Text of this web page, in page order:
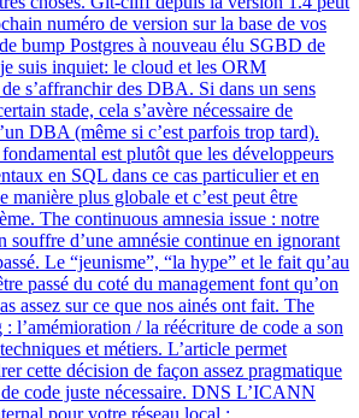
numéro de version sur la base de vos
bump Postgres à nouveau élu SGBD de
suis inquiet: le cloud et les ORM
s’affranchir des DBA. Si dans un sens
stade, cela s’avère nécessaire de
DBA (même si c’est parfois trop tard).
est plutôt que les développeurs
en SQL dans ce cas particulier et en
manière plus globale et c’est peut être
The continuous amnesia issue : notre
souffre d’une amnésie continue en ignorant
Le “jeunisme”, “la hype” et le fait qu’au
passé du coté du management font qu’on
assez sur ce que nos ainés ont fait. The
l’amémioration / la réécriture de code a son
et métiers. L’article permet
cette décision de façon assez pragmatique
code juste nécessaire. DNS L’ICANN